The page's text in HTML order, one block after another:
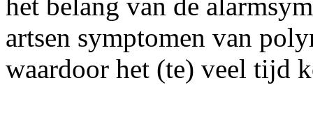
het belang van de
artsen symptomen van
waardoor het (te) veel tijd